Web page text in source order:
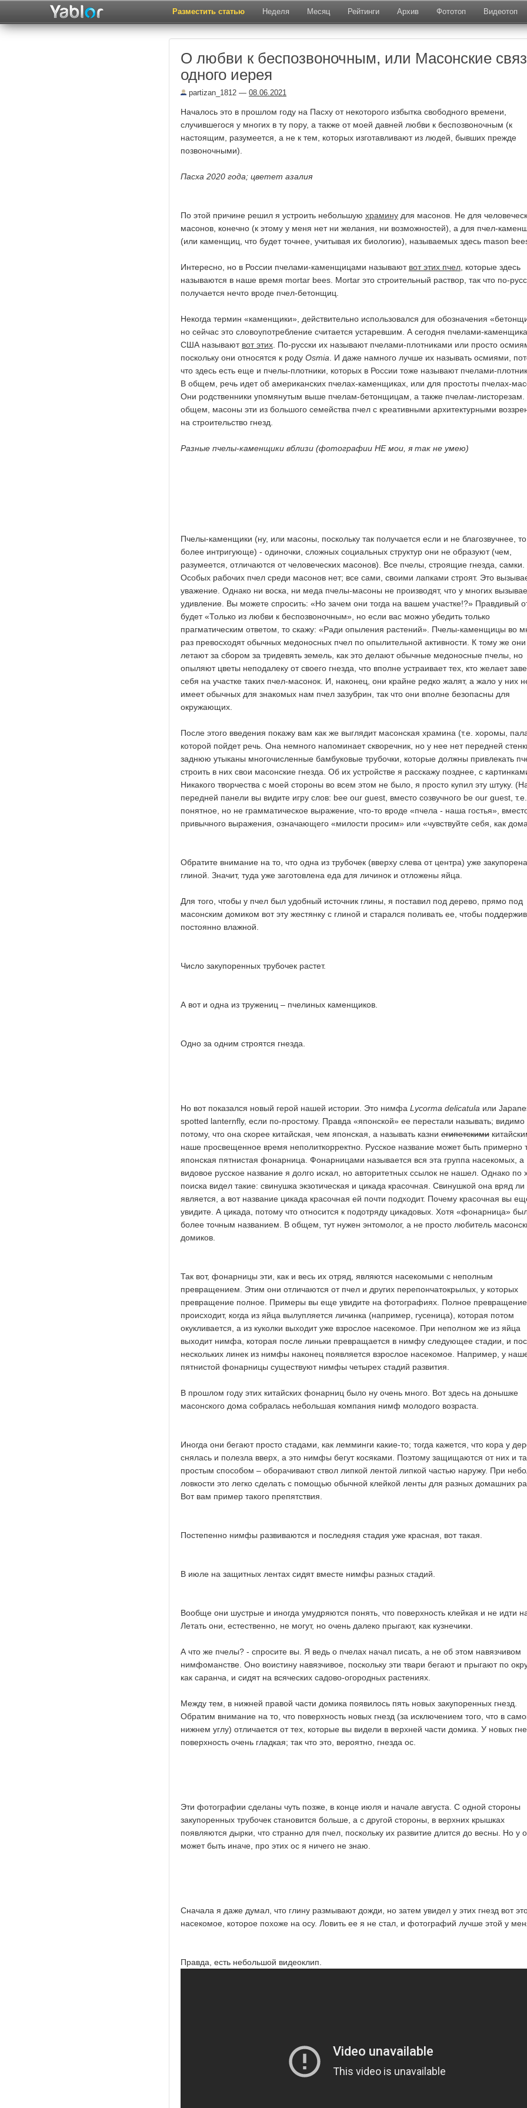
Разместить статью Неделя Месяц Рейтинги Архив Фототоп Видеотоп
О любви к беспозвоночным, или Масонские
одного иерея
partizan_1812 — 08.06.2021
Началось это в прошлом году на Пасху от некоторого избытка свободного времени,
случившегося у многих в ту пору, а также от моей давней любви к беспозвоночным (к
настоящим, разумеется, а не к тем, которых изготавливают из людей, бывших прежде
позвоночными).
Пасха 2020 года; цветет азалия
По этой причине решил я устроить небольшую храмину для масонов. Не для
масонов, конечно (к этому у меня нет ни желания, ни возможностей), а для пчел-
(или каменщиц, что будет точнее, учитывая их биологию), называемых здесь mason
Интересно, но в России пчелами-каменщицами называют вот этих пчел , которые здесь
называются в наше время mortar bees. Mortar это строительный раствор, так что по-
получается нечто вроде пчел-бетонщиц.
Некогда термин «каменщики», действительно использовался для обозначения
но сейчас это словоупотребление считается устаревшим. А сегодня пчелами-
США называют вот этих . По-русски их называют пчелами-плотниками или просто
поскольку они относятся к роду Osmia . И даже намного лучше их называть осмиями,
что здесь есть еще и пчелы-плотники, которых в России тоже называют пчелами-
В общем, речь идет об американских пчелах-каменщиках, или для простоты пчелах-
Они родственники упомянутым выше пчелам-бетонщицам, а также пчелам-листорезам.
общем, масоны эти из большого семейства пчел с креативными архитектурными
на строительство гнезд.
Разные пчелы-каменщики вблизи (фотографии НЕ мои, я так не умею)
Пчелы-каменщики (ну, или масоны, поскольку так получается если и не благозвучнее, то
более интригующе) - одиночки, сложных социальных структур они не образуют (чем,
разумеется, отличаются от человеческих масонов). Все пчелы, строящие гнезда, самки.
Особых рабочих пчел среди масонов нет; все сами, своими лапками строят. Это
уважение. Однако ни воска, ни меда пчелы-масоны не производят, что у многих
удивление. Вы можете спросить: «Но зачем они тогда на вашем участке!?» Правдивый
будет «Только из любви к беспозвоночным», но если вас можно убедить только
прагматическим ответом, то скажу: «Ради опыления растений». Пчелы-каменщицы во
раз превосходят обычных медоносных пчел по опылительной активности. К тому же
летают за сбором за тридевять земель, как это делают обычные медоносные пчелы, но
опыляют цветы неподалеку от своего гнезда, что вполне устраивает тех, кто желает
себя на участке таких пчел-масонок. И, наконец, они крайне редко жалят, а жало у них
имеет обычных для знакомых нам пчел зазубрин, так что они вполне безопасны для
окружающих.
После этого введения покажу вам как же выглядит масонская храмина (т.е. хоромы,
которой пойдет речь. Она немного напоминает скворечник, но у нее нет передней
заднюю утыканы многочисленные бамбуковые трубочки, которые должны привлекать
строить в них свои масонские гнезда. Об их устройстве я расскажу позднее, с
Никакого творчества с моей стороны во всем этом не было, я просто купил эту штуку.
передней панели вы видите игру слов: bee our guest, вместо созвучного be our guest, т.е.
понятное, но не грамматическое выражение, что-то вроде «пчела - наша гостья»,
привычного выражения, означающего «милости просим» или «чувствуйте себя, как
Обратите внимание на то, что одна из трубочек (вверху слева от центра) уже закупорена
глиной. Значит, туда уже заготовлена еда для личинок и отложены яйца.
Для того, чтобы у пчел был удобный источник глины, я поставил под дерево, прямо под
масонским домиком вот эту жестянку с глиной и старался поливать ее, чтобы
постоянно влажной.
Число закупоренных трубочек растет.
А вот и одна из тружениц – пчелиных каменщиков.
Одно за одним строятся гнезда.
Но вот показался новый герой нашей истории. Это нимфа Lycorma delicatula или
spotted lanternfly, если по-простому. Правда «японской» ее перестали называть; видимо
потому, что она скорее китайская, чем японская, а называть казни египетскими
наше просвещенное время неполиткорректно. Русское название может быть примерно
японская пятнистая фонарница. Фонарницами называется вся эта группа насекомых, а
видовое русское название я долго искал, но авторитетных ссылок не нашел. Однако по
поиска видел такие: свинушка экзотическая и цикада красочная. Свинушкой она вряд ли
является, а вот название цикада красочная ей почти подходит. Почему красочная вы
увидите. А цикада, потому что относится к подотряду цикадовых. Хотя «фонарница»
более точным названием. В общем, тут нужен энтомолог, а не просто любитель
домиков.
Так вот, фонарницы эти, как и весь их отряд, являются насекомыми с неполным
превращением. Этим они отличаются от пчел и других перепончатокрылых, у которых
превращение полное. Примеры вы еще увидите на фотографиях. Полное превращение
происходит, когда из яйца вылупляется личинка (например, гусеница), которая потом
окукливается, а из куколки выходит уже взрослое насекомое. При неполном же из яйца
выходит нимфа, которая после линьки превращается в нимфу следующее стадии, и
нескольких линек из нимфы наконец появляется взрослое насекомое. Например, у
пятнистой фонарницы существуют нимфы четырех стадий развития.
В прошлом году этих китайских фонарниц было ну очень много. Вот здесь на донышке
масонского дома собралась небольшая компания нимф молодого возраста.
Иногда они бегают просто стадами, как лемминги какие-то; тогда кажется, что кора у
снялась и полезла вверх, а это нимфы бегут косяками. Поэтому защищаются от них и
простым способом – оборачивают ствол липкой лентой липкой частью наружу. При
ловкости это легко сделать с помощью обычной клейкой ленты для разных домашних
Вот вам пример такого препятствия.
Постепенно нимфы развиваются и последняя стадия уже красная, вот такая.
В июле на защитных лентах сидят вместе нимфы разных стадий.
Вообще они шустрые и иногда умудряются понять, что поверхность клейкая и не идти
Летать они, естественно, не могут, но очень далеко прыгают, как кузнечики.
А что же пчелы? - спросите вы. Я ведь о пчелах начал писать, а не об этом навязчивом
нимфоманстве. Оно воистину навязчивое, поскольку эти твари бегают и прыгают по
как саранча, и сидят на всяческих садово-огородных растениях.
Между тем, в нижней правой части домика появилось пять новых закупоренных гнезд.
Обратим внимание на то, что поверхность новых гнезд (за исключением того, что в
нижнем углу) отличается от тех, которые вы видели в верхней части домика. У новых
поверхность очень гладкая; так что это, вероятно, гнезда ос.
Эти фотографии сделаны чуть позже, в конце июля и начале августа. С одной стороны
закупоренных трубочек становится больше, а с другой стороны, в верхних крышках
появляются дырки, что странно для пчел, поскольку их развитие длится до весны. Но у
может быть иначе, про этих ос я ничего не знаю.
Сначала я даже думал, что глину размывают дожди, но затем увидел у этих гнезд вот
насекомое, которое похоже на осу. Ловить ее я не стал, и фотографий лучше этой у
Правда, есть небольшой видеоклип.